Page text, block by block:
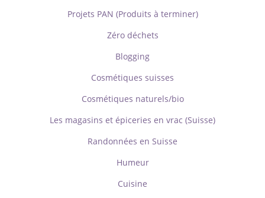
Projets PAN (Produits à terminer)
Zéro déchets
Blogging
Cosmétiques suisses
Cosmétiques naturels/bio
Les magasins et épiceries en vrac (Suisse)
Randonnées en Suisse
Humeur
Cuisine